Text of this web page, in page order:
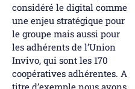
considéré le digital comme
une enjeu stratégique pour
le groupe mais aussi pour
les adhérents de l’Union
Invivo, qui sont les 170
coopératives adhérentes. A
titre d’exemple nous avons